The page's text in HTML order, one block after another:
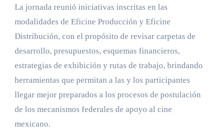
La jornada reunió iniciativas inscritas en las
modalidades de Eficine Producción y Eficine
Distribución, con el propósito de revisar carpetas de
desarrollo, presupuestos, esquemas financieros,
estrategias de exhibición y rutas de trabajo, brindando
herramientas que permitan a las y los participantes
llegar mejor preparados a los procesos de postulación
de los mecanismos federales de apoyo al cine
mexicano.